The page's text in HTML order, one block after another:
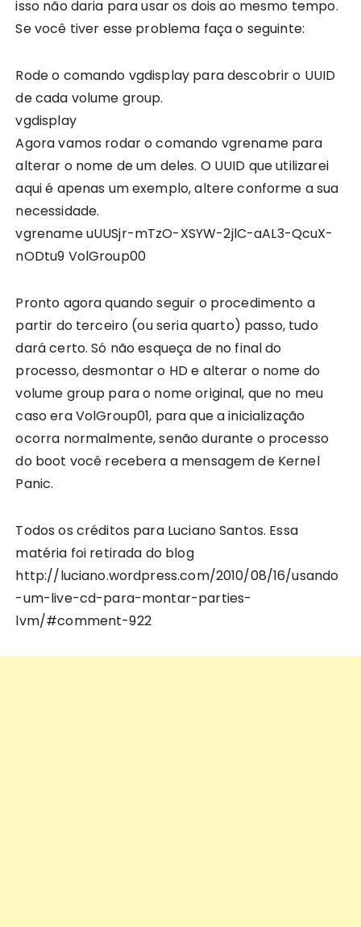
isso não daria para usar os dois ao mesmo tempo.
Se você tiver esse problema faça o seguinte:
Rode o comando vgdisplay para descobrir o UUID
de cada volume group.
vgdisplay
Agora vamos rodar o comando vgrename para
alterar o nome de um deles. O UUID que utilizarei
aqui é apenas um exemplo, altere conforme a sua
necessidade.
vgrename uUUSjr-mTzO-XSYW-2jlC-aAL3-QcuX-
nODtu9 VolGroup00
Pronto agora quando seguir o procedimento a
partir do terceiro (ou seria quarto) passo, tudo
dará certo. Só não esqueça de no final do
processo, desmontar o HD e alterar o nome do
volume group para o nome original, que no meu
caso era VolGroup01, para que a inicialização
ocorra normalmente, senão durante o processo
do boot você recebera a mensagem de Kernel
Panic.
Todos os créditos para Luciano Santos. Essa
matéria foi retirada do blog
http://luciano.wordpress.com/2010/08/16/usando
-um-live-cd-para-montar-parties-
lvm/#comment-922